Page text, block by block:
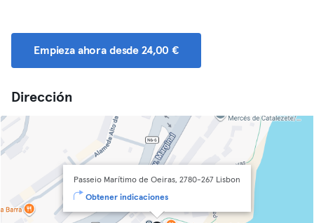
Empieza ahora desde 24,00 €
Dirección
Passeio Marítimo de Oeiras, 2780-267 Lisbon
Obtener indicaciones